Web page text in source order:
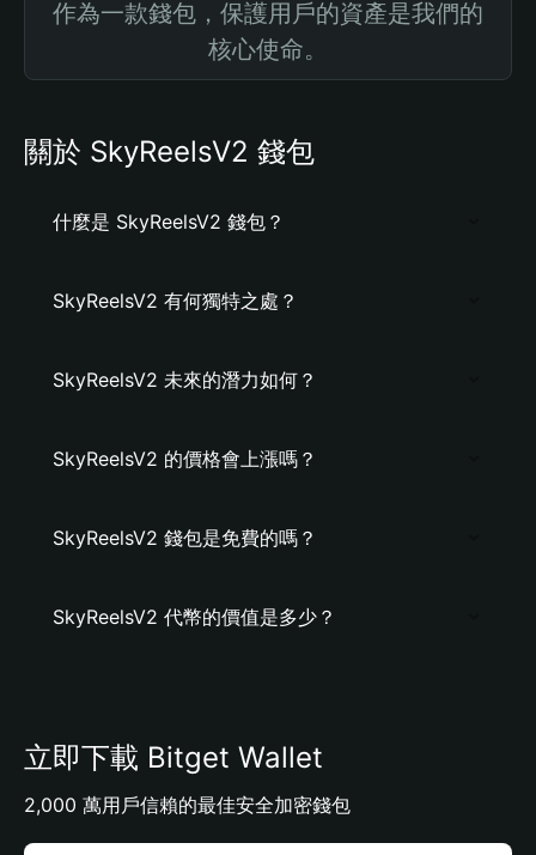
作為一款錢包，保護用戶的資產是我們的
核心使命。
關於 SkyReelsV2 錢包
什麼是 SkyReelsV2 錢包？
SkyReelsV2 有何獨特之處？
SkyReelsV2 未來的潛力如何？
SkyReelsV2 的價格會上漲嗎？
SkyReelsV2 錢包是免費的嗎？
SkyReelsV2 代幣的價值是多少？
立即下載 Bitget Wallet
2,000 萬用戶信賴的最佳安全加密錢包